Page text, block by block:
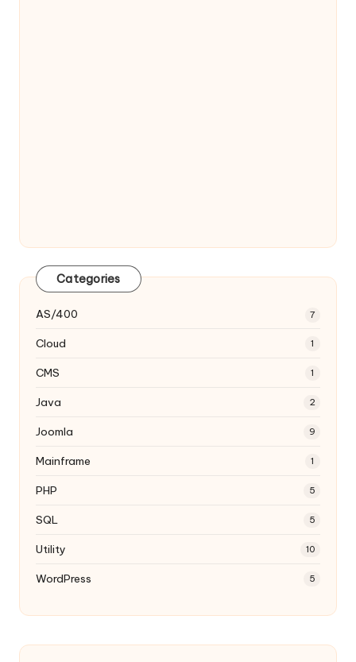
Categories
AS/400 7
Cloud 1
CMS 1
Java 2
Joomla 9
Mainframe 1
PHP 5
SQL 5
Utility 10
WordPress 5